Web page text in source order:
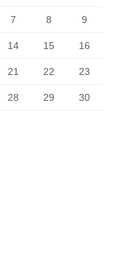
7 8 9
14 15 16
21 22 23
28 29 30